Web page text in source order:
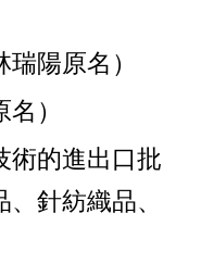
陽原名）
）
術的進出口批
針紡織品、